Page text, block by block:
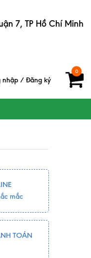
7, TP Hồ Chí Minh
0
nhập / Đăng ký
mắc
TOÁN